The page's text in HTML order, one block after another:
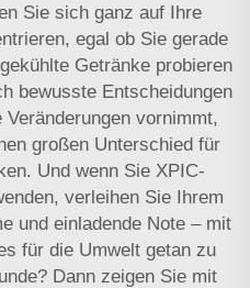
Sie sich ganz auf Ihre
egal ob Sie gerade
Getränke probieren
bewusste Entscheidungen
vornimmt,
großen Unterschied für
Und wenn Sie XPIC-
verleihen Sie Ihrem
und einladende Note – mit
für die Umwelt getan zu
Dann zeigen Sie mit